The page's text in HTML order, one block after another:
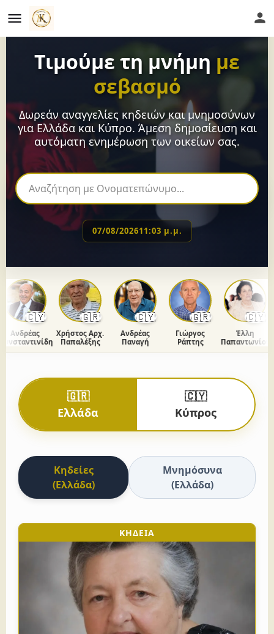
Τιμούμε τη μνήμη με
σεβασμό
Δωρεάν αναγγελίες κηδειών και μνημοσύνων
για Ελλάδα και Κύπρο. Άμεση δημοσίευση και
αυτόματη ενημέρωση των οικείων σας.
07/08/202611:03 μ.μ.
🇨🇾
Ανδρέας
🇬🇷
Χρήστος Αρχ.
Παπαλέξης
🇨🇾
Ανδρέας
Παναγή
🇬🇷
Γιώργος
Ράπτης
🇨🇾
Έλλη
Παπαντωνίου
🇬🇷
Ελλάδα
🇨🇾
Κύπρος
Κηδείες
(Ελλάδα)
Μνημόσυνα
(Ελλάδα)
ΚΗΔΕΙΑ